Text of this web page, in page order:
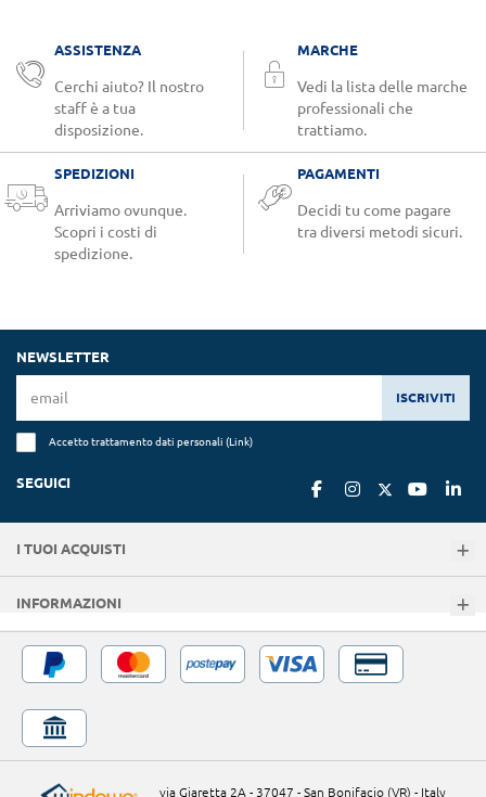
ASSISTENZA
Cerchi aiuto? Il nostro
staff è a tua
disposizione.
MARCHE
Vedi la lista delle marche
professionali che
trattiamo.
SPEDIZIONI
Arriviamo ovunque.
Scopri i costi di
spedizione.
PAGAMENTI
Decidi tu come pagare
tra diversi metodi sicuri.
NEWSLETTER
ISCRIVITI
Accetto trattamento dati personali (Link)
SEGUICI
I TUOI ACQUISTI
INFORMAZIONI
via Giaretta 2A - 37047 - San Bonifacio (VR) - Italy